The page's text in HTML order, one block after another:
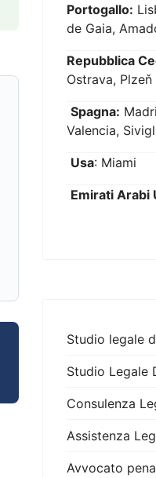
Portogallo:
de Gaia,
Repubblica
Ostrava, Plzeň
Spagna:
Valencia,
Usa: Miami
Emirati Arabi
Studio legale
Studio Legale
Consulenza
Assistenza
Avvocato